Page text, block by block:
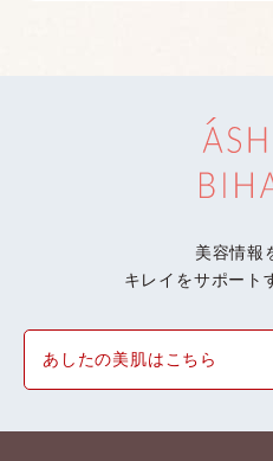
美容情報
キレイをサポート
あしたの美肌はこちら